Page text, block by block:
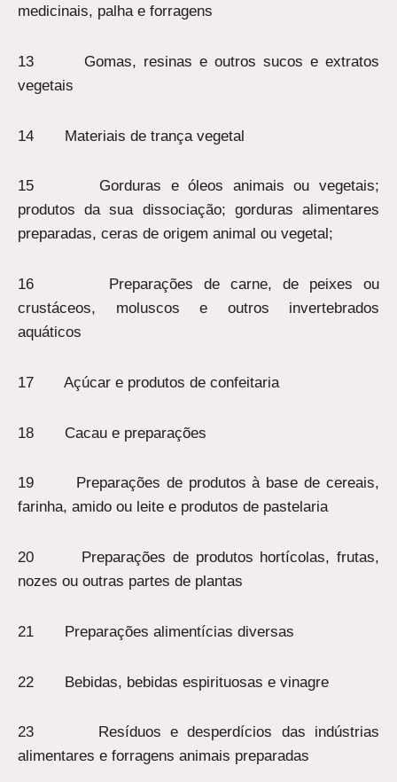
medicinais, palha e forragens
13 Gomas, resinas e outros sucos e extratos
vegetais
14 Materiais de trança vegetal
15 Gorduras e óleos animais ou vegetais;
produtos da sua dissociação; gorduras alimentares
preparadas, ceras de origem animal ou vegetal;
16 Preparações de carne, de peixes ou
crustáceos, moluscos e outros invertebrados
aquáticos
17 Açúcar e produtos de confeitaria
18 Cacau e preparações
19 Preparações de produtos à base de cereais,
farinha, amido ou leite e produtos de pastelaria
20 Preparações de produtos hortícolas, frutas,
nozes ou outras partes de plantas
21 Preparações alimentícias diversas
22 Bebidas, bebidas espirituosas e vinagre
23 Resíduos e desperdícios das indústrias
alimentares e forragens animais preparadas